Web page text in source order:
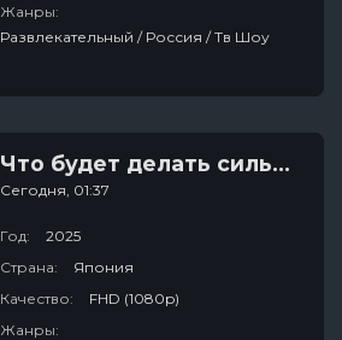
Жанры:
Развлекательный / Россия / Тв Шоу
Что будет делать сильнейший король в своей второй жизни? / Начало после конца
Сегодня, 01:37
Год:
2025
Страна:
Япония
Качество:
FHD (1080p)
Жанры: